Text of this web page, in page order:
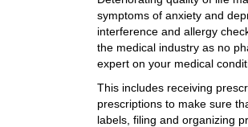
symptoms of anxiety and
interference and allergy
the medical industry as no
expert on your medical
This includes receiving
prescriptions to make sure
labels, filing and organizing